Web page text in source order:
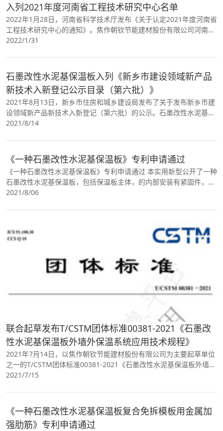
入列2021年度河南省工程技术研究中心名单
2022年1月28日，河南省科学技术厅发布《关于认定2021年度河南省
工程技术研究中心的通知》。焦作朝钦节能建材股份有限公司河南省
石墨改性水泥基保温板工程技术研究中心入列2021年度河南省工程技
2022/1/31
石墨改性水泥基保温板入列《新乡市建设领域新产品
新技术入新登记公示目录（第六批）》
2021年8月13日，新乡市住房和城乡建设局发布了关于发布新乡市建
设领域新产品新技术入新登记（第六批）的公示。石墨改性水泥基保
温板入列该公式目录。
2021/8/14
《一种石墨改性水泥基保温板》专利申请通过
《一种石墨改性水泥基保温板》专利申请通过 本实用新型公开了一种
石墨改性水泥基保温板，包括保温板主体，的内部安装有紧固件，紧
固件包括波浪型板材，通过浇注的方式对板材进
2021/8/06
联合起草发布T/CSTM团体标准00381-2021《石墨改
性水泥基保温板外墙外保温系统应用技术规程》
2021年7月14日，以焦作朝钦节能建材股份有限公司为主要起草单位
之一的T/CSTM团体标准00381-2021《石墨改性水泥基保温板外墙外
保温系统应用技术规程》正式发布。
2021/7/15
《一种石墨改性水泥基保温板复合免拆模板用金属加
强肋筋》专利申请通过